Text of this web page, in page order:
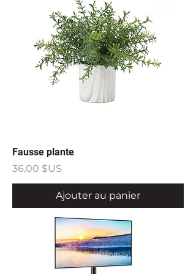
Fausse plante
Prix
36,00 $US
Ajouter au panier